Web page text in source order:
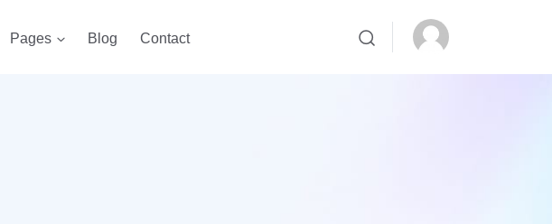
Pages Blog Contact